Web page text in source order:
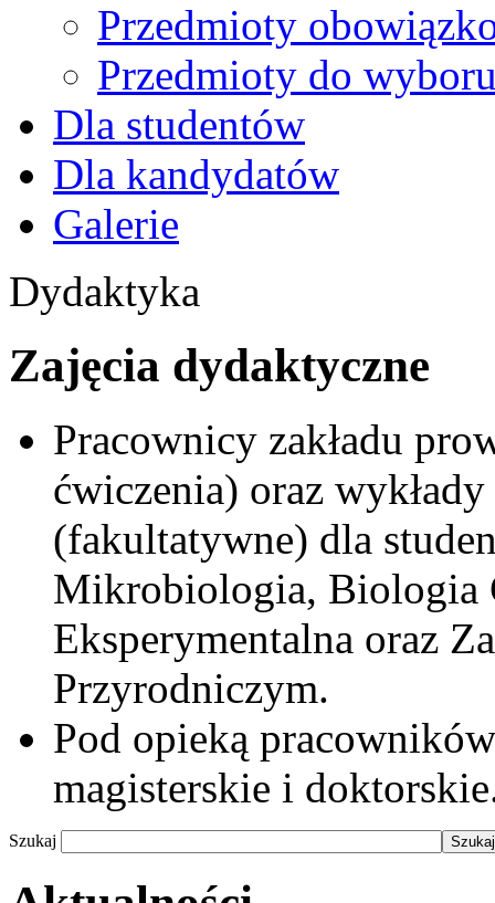
Przedmioty
Przedmioty do
Dla studentów
Dla kandydatów
Galerie
Dydaktyka
Zajęcia dydaktyczne
Pracownicy zakładu
ćwiczenia) oraz
(fakultatywne) dla
Mikrobiologia, Biologia
Eksperymentalna oraz
Przyrodniczym.
Pod opieką
magisterskie i
Szukaj